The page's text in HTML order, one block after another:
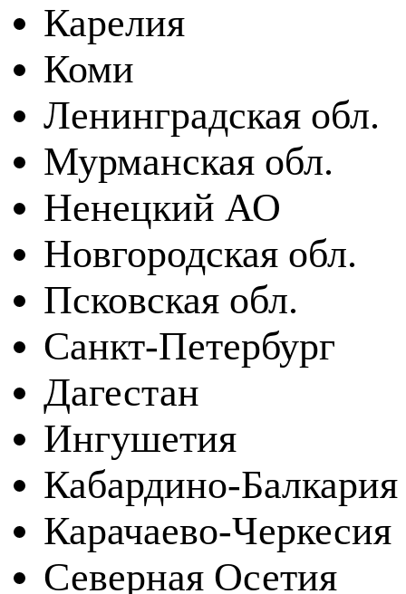
Карелия
Коми
Ленинградская обл.
Мурманская обл.
Ненецкий АО
Новгородская обл.
Псковская обл.
Санкт-Петербург
Дагестан
Ингушетия
Кабардино-Балкария
Карачаево-Черкесия
Северная Осетия